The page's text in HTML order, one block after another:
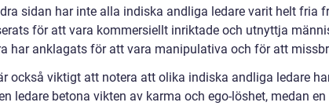
sidan har inte alla indiska andliga ledare varit helt fria
för att vara kommersiellt inriktade och utnyttja
har anklagats för att vara manipulativa och för att
också viktigt att notera att olika indiska andliga ledare
ledare betona vikten av karma och ego-löshet, medan